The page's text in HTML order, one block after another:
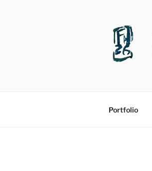
Portfolio